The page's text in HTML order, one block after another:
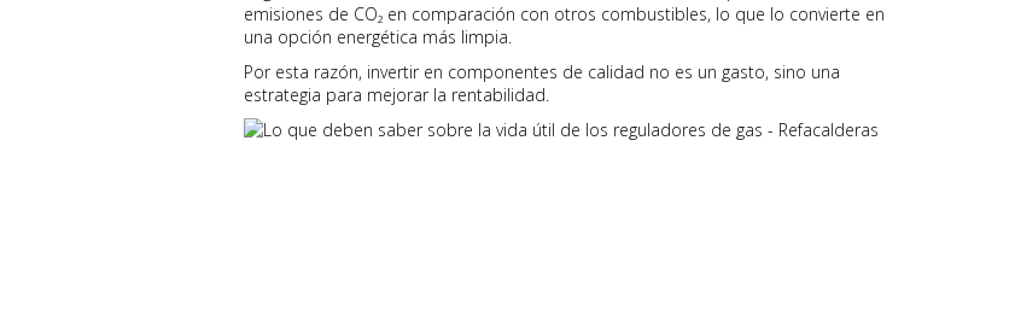
emisiones de CO₂ en comparación con otros combustibles, lo que lo convierte en
una opción energética más limpia.
Por esta razón, invertir en componentes de calidad no es un gasto, sino una
estrategia para mejorar la rentabilidad.